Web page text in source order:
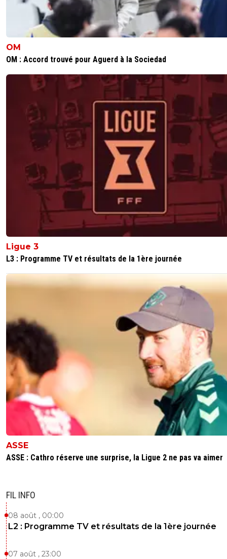
supergone 08 octobre 2024 à 21:43 +3
Au final, on en fait des tonnes sur lui, mais il n’est
futé. Car il n’y avait pas grand chose à faire de sa
débuts.Vu qu’il ne sait pas se remettre en
toujours plus facile surtout que certains vont
l’encourager dans cette voie minable.
Répondre
sportif-99 09 octobre 2024 à 10:27
C'est deja le cas malheureusement et venant
l'entourage de l'équipe de France dont tu ne
pas de les soupçonner
0 + Répondre
OM
OM : Accord trouvé pour Aguerd à la Sociedad
Ligue 3
L3 : Programme TV et résultats de la 1ère journée
ASSE
ASSE : Cathro réserve une surprise, la Ligue 2 ne pas va aimer
FIL INFO
08 août , 00:00
L2 : Programme TV et résultats de la 1ère journée
07 août , 23:00